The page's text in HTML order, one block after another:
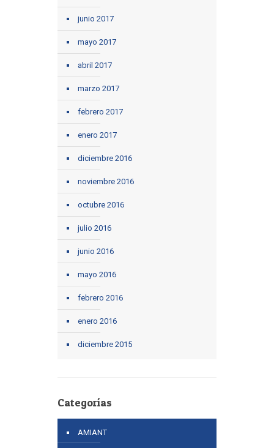
junio 2017
mayo 2017
abril 2017
marzo 2017
febrero 2017
enero 2017
diciembre 2016
noviembre 2016
octubre 2016
julio 2016
junio 2016
mayo 2016
febrero 2016
enero 2016
diciembre 2015
Categorías
AMIANT